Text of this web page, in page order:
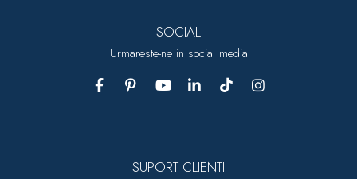
SOCIAL
Urmareste-ne in social media
SUPORT CLIENTI